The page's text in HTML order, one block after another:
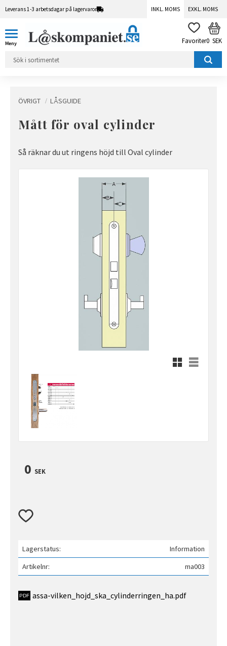
Leverans 1-3 arbetsdagar på lagervaror INKL. MOMS EXKL. MOMS
FAVORITER
0 SEK
ÖVRIGT LÅSGUIDE
Mått för oval cylinder
Så räknar du ut ringens höjd till Oval cylinder
Rutnätsvy
Listvy
0 SEK
Lägg till i favoriter
Lagerstatus
Information
Artikelnr
ma003
assa-vilken_hojd_ska_cylinderringen_ha.pdf